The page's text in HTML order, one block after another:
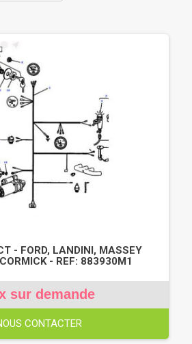
- FORD, LANDINI, MASSEY
- REF: 883930M1
sur demande
CONTACTER